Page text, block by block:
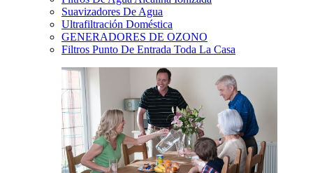
Suavizadores De Agua
Ultrafiltración Doméstica
GENERADORES DE OZONO
Filtros Punto De Entrada Toda La Casa